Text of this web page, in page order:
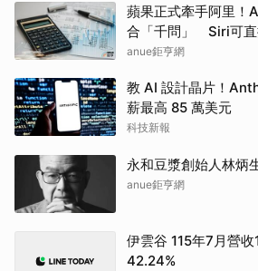
蘋果正式牽手阿里
合「千問」 Siri可直
anue鉅亨網
教 AI 設計晶片！
薪最高 85 萬美元
科技新報
永和豆漿創始人林炳
anue鉅亨網
伊雲谷 115年7月營
42.24%